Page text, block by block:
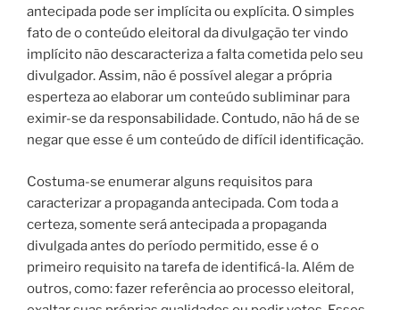
antecipada pode ser implícita ou explícita. O simples
fato de o conteúdo eleitoral da divulgação ter vindo
implícito não descaracteriza a falta cometida pelo seu
divulgador. Assim, não é possível alegar a própria
esperteza ao elaborar um conteúdo subliminar para
eximir-se da responsabilidade. Contudo, não há de se
negar que esse é um conteúdo de difícil identificação.
Costuma-se enumerar alguns requisitos para
caracterizar a propaganda antecipada. Com toda a
certeza, somente será antecipada a propaganda
divulgada antes do período permitido, esse é o
primeiro requisito na tarefa de identificá-la. Além de
outros, como: fazer referência ao processo eleitoral,